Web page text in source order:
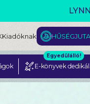
L. J.
Kiadóknak
E-könyvek
Egyedülálló!